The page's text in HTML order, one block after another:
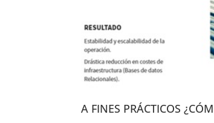
A FINES PRÁCTICOS